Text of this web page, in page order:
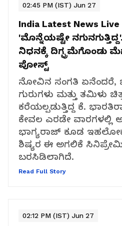
02:45 PM (IST) Jun 27
India Latest News
'ಮೊನ್ನೆಯಷ್ಟೇ
ನಿಧನಕ್ಕೆ ದಿಗ್ಭ್ರಮೆಗೊಂಡು
ಪೋಸ್ಟ್
ನೋವಿನ ಸಂಗತಿ ಏನೆಂದರೆ,
ಗುರುಗಳು ಮತ್ತು ತಮಿಳು
ಕರೆಯಲ್ಪಡುತ್ತಿದ್ದ ಕೆ.
ಕೇವಲ ಎರಡೇ ವಾರಗಳಲ್ಲಿ
ಭಾಗ್ಯರಾಜ್ ಕೂಡ ಇಹಲೋಕ
ಶಿಷ್ಯರ ಈ ಅಗಲಿಕೆ
ಬರಸಿಡಿಲಾಗಿದೆ.
Read Full Story
02:12 PM (IST) Jun 27